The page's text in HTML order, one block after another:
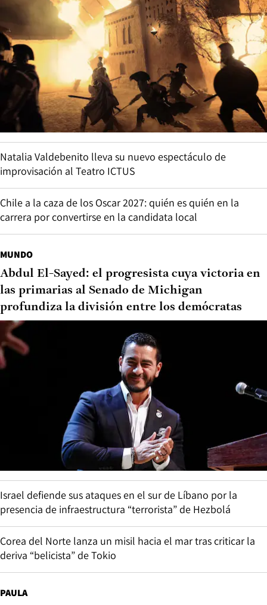
Natalia Valdebenito lleva su nuevo espectáculo de
improvisación al Teatro ICTUS
Chile a la caza de los Oscar 2027: quién es quién en la
carrera por convertirse en la candidata local
MUNDO
Abdul El-Sayed: el progresista cuya victoria en
las primarias al Senado de Michigan
profundiza la división entre los demócratas
Israel defiende sus ataques en el sur de Líbano por la
presencia de infraestructura “terrorista” de Hezbolá
Corea del Norte lanza un misil hacia el mar tras criticar la
deriva “belicista” de Tokio
PAULA